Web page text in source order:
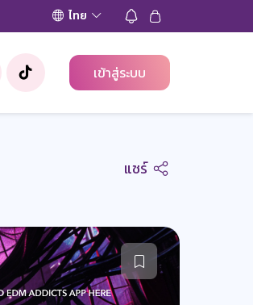
ไทย
เข้าสู่ระบบ
แชร์